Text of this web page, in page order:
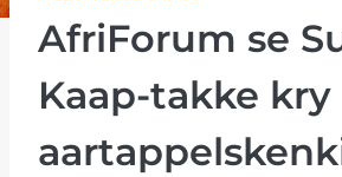
AfriForum se
Kaap-takke kry